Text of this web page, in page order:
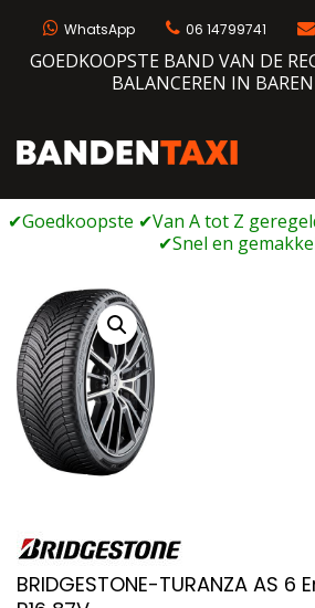
WhatsApp 06 14799741
GOEDKOOPSTE BAND VAN DE
BALANCEREN IN
BRIDGESTONE-TURANZA AS 6